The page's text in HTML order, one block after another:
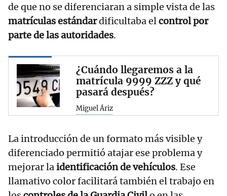
de que no se diferenciaran a simple vista de las
matrículas estándardificultaba elcontrol por
parte de las autoridades.
¿Cuándo llegaremos a la
matrícula 9999 ZZZ y qué
pasará después?
Miguel Áriz
La introducción de un formato más visible y
diferenciado permitió atajar ese problema y
mejorar laidentificación de vehículos. Ese
llamativo color facilitará también el trabajo en